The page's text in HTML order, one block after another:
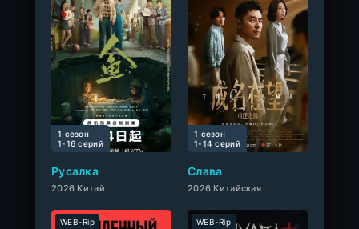
Русалка
2026 Китай
1 сезон
1-16 cерий
Слава
2026 Китайская
1 сезон
1-14 cерий
WEB-Rip WEB-Rip